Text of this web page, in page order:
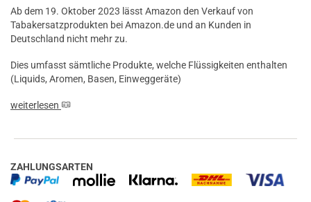
Ab dem 19. Oktober 2023 lässt Amazon den Verkauf von
Tabakersatzprodukten bei Amazon.de und an Kunden in
Deutschland nicht mehr zu.
Dies umfasst sämtliche Produkte, welche Flüssigkeiten enthalten
(Liquids, Aromen, Basen, Einweggeräte)
weiterlesen
ZAHLUNGSARTEN